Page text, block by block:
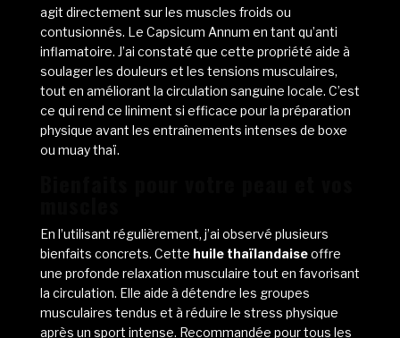
agit directement sur les muscles froids ou
contusionnés. Le Capsicum Annum en tant qu’anti
inflamatoire. J’ai constaté que cette propriété aide à
soulager les douleurs et les tensions musculaires,
tout en améliorant la circulation sanguine locale. C’est
ce qui rend ce liniment si efficace pour la préparation
physique avant les entraînements intenses de boxe
ou muay thaï.
En l’utilisant régulièrement, j’ai observé plusieurs
bienfaits concrets. Cette huile thaïlandaiseoffre
une profonde relaxation musculaire tout en favorisant
la circulation. Elle aide à détendre les groupes
musculaires tendus et à réduire le stress physique
après un sport intense. Recommandée pour tous les